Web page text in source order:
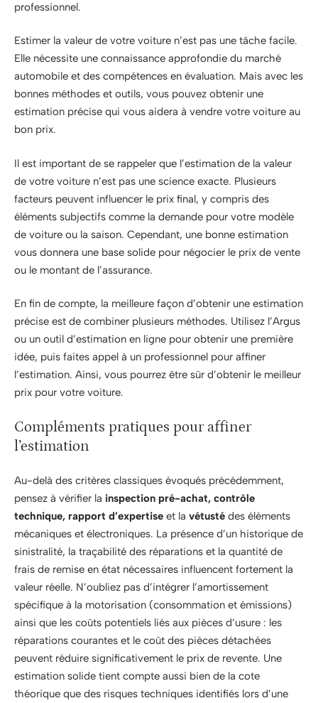
professionnel.
Estimer la valeur de votre voiture n’est pas une tâche facile.
Elle nécessite une connaissance approfondie du marché
automobile et des compétences en évaluation. Mais avec les
bonnes méthodes et outils, vous pouvez obtenir une
estimation précise qui vous aidera à vendre votre voiture au
bon prix.
Il est important de se rappeler que l’estimation de la valeur
de votre voiture n’est pas une science exacte. Plusieurs
facteurs peuvent influencer le prix final, y compris des
éléments subjectifs comme la demande pour votre modèle
de voiture ou la saison. Cependant, une bonne estimation
vous donnera une base solide pour négocier le prix de vente
ou le montant de l’assurance.
En fin de compte, la meilleure façon d’obtenir une estimation
précise est de combiner plusieurs méthodes. Utilisez l’Argus
ou un outil d’estimation en ligne pour obtenir une première
idée, puis faites appel à un professionnel pour affiner
l’estimation. Ainsi, vous pourrez être sûr d’obtenir le meilleur
prix pour votre voiture.
Compléments pratiques pour affiner
l’estimation
Au-delà des critères classiques évoqués précédemment,
pensez à vérifier la inspection pré-achat, contrôle
technique, rapport d’expertise et la vétusté des éléments
mécaniques et électroniques. La présence d’un historique de
sinistralité, la traçabilité des réparations et la quantité de
frais de remise en état nécessaires influencent fortement la
valeur réelle. N’oubliez pas d’intégrer l’amortissement
spécifique à la motorisation (consommation et émissions)
ainsi que les coûts potentiels liés aux pièces d’usure : les
réparations courantes et le coût des pièces détachées
peuvent réduire significativement le prix de revente. Une
estimation solide tient compte aussi bien de la cote
théorique que des risques techniques identifiés lors d’une